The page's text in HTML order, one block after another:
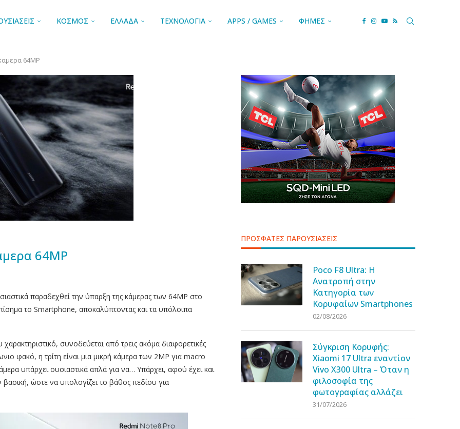
ΚΟΣΜΟΣ ΕΛΛΑΔΑ ΤΕΧΝΟΛΟΓΙΑ APPS / GAMES ΦΗΜΕΣ
64ΜΡ
64ΜΡ
παραδεχθεί την ύπαρξη της κάμερας των 64ΜΡ στο
το Smartphone, αποκαλύπτοντας και τα υπόλοιπα
συνοδεύεται από τρεις ακόμα διαφορετικές
φακό, η τρίτη είναι μια μικρή κάμερα των 2ΜΡ για macro
υπάρχει ουσιαστικά απλά για να… Υπάρχει, αφού έχει και
ώστε να υπολογίζει το βάθος πεδίου για
ΠΡΟΣΦΑΤΕΣ ΠΑΡΟΥΣΙΑΣΕΙΣ
Poco F8 Ultra: Η
Ανατροπή στην
Κατηγορία των
Κορυφαίων Smartphones
02/08/2026
Σύγκριση Κορυφής:
Xiaomi 17 Ultra εναντίον
Vivo X300 Ultra – Όταν η
φιλοσοφία της
φωτογραφίας αλλάζει
31/07/2026